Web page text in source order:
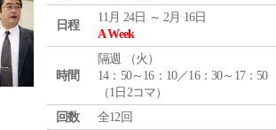
日程
11月 24日 ～ 2月 16日
A Week
時間
隔週 （火 ）
14：50～16：10／16：30～17：50
（1日2コマ）
回数
全12回